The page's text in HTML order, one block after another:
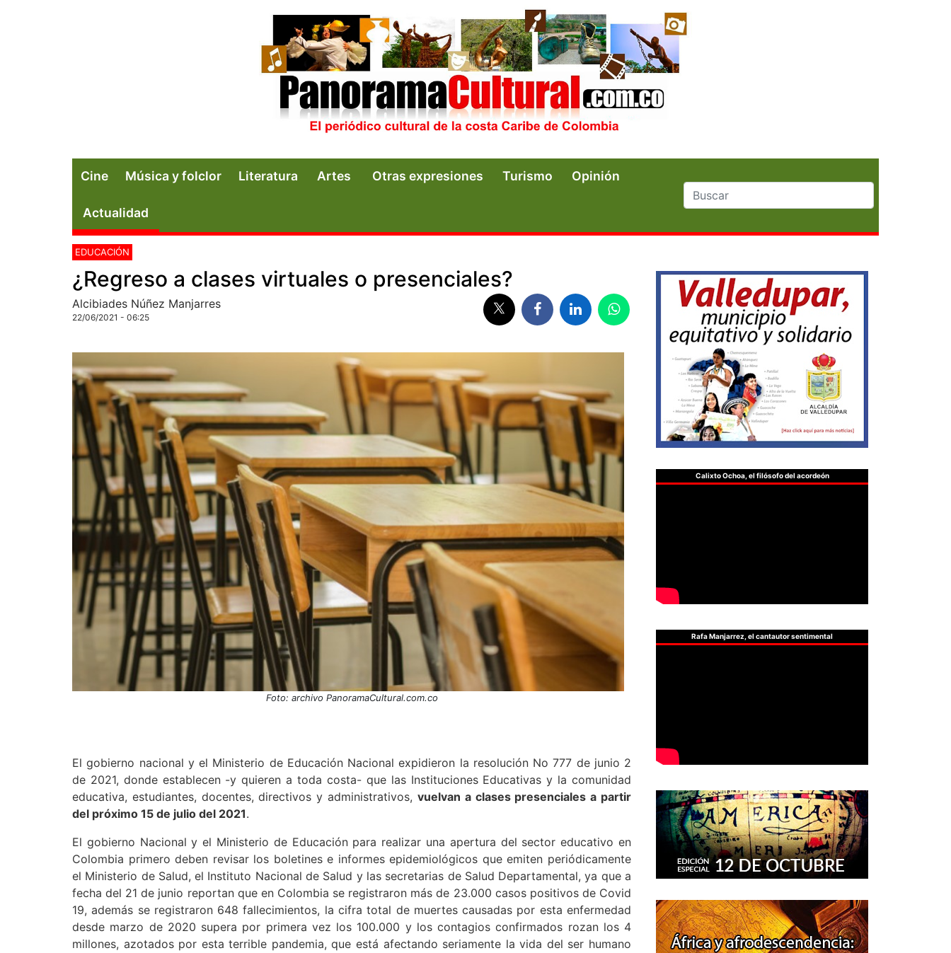
Cine Música y folclor Literatura Artes Otras expresiones Turismo Opinión
Actualidad
EDUCACIÓN
¿Regreso a clases virtuales o presenciales?
Alcibiades Núñez Manjarres
22/06/2021 - 06:25
Foto: archivo PanoramaCultural.com.co
El gobierno nacional y el Ministerio de Educación Nacional expidieron la resolución No 777 de junio 2
de 2021, donde establecen -y quieren a toda costa- que las Instituciones Educativas y la comunidad
educativa, estudiantes, docentes, directivos y administrativos, vuelvan a clases presenciales a partir
del próximo 15 de julio del 2021.
El gobierno Nacional y el Ministerio de Educación para realizar una apertura del sector educativo en
Colombia primero deben revisar los boletines e informes epidemiológicos que emiten periódicamente
el Ministerio de Salud, el Instituto Nacional de Salud y las secretarias de Salud Departamental, ya que a
fecha del 21 de junio reportan que en Colombia se registraron más de 23.000 casos positivos de Covid
19, además se registraron 648 fallecimientos, la cifra total de muertes causadas por esta enfermedad
desde marzo de 2020 supera por primera vez los 100.000 y los contagios confirmados rozan los 4
millones, azotados por esta terrible pandemia, que está afectando seriamente la vida del ser humano
Calixto Ochoa, el filósofo del acordeón
Rafa Manjarrez, el cantautor sentimental